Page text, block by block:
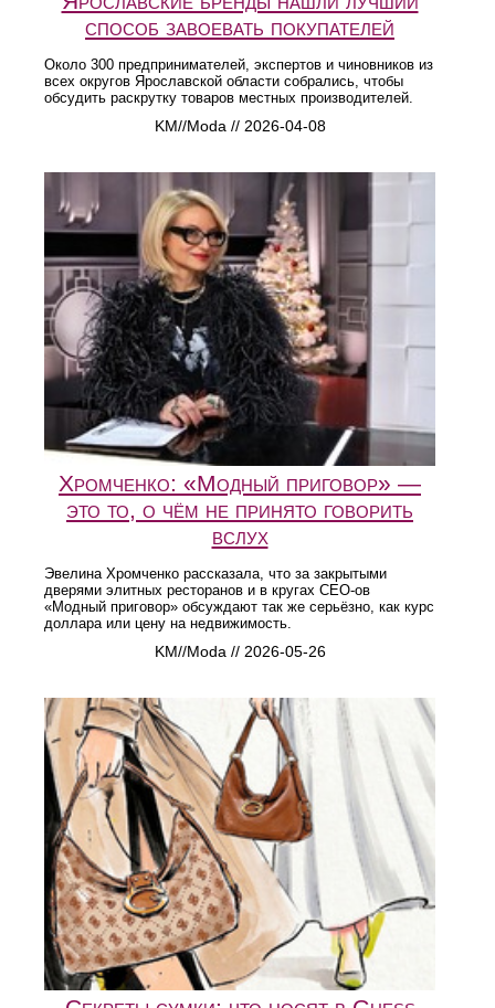
способ завоевать покупателей
Около 300 предпринимателей, экспертов и чиновников из
всех округов Ярославской области собрались, чтобы
обсудить раскрутку товаров местных производителей.
KM//Moda // 2026-04-08
Хромченко: «Модный приговор» —
это то, о чём не принято говорить
вслух
Эвелина Хромченко рассказала, что за закрытыми
дверями элитных ресторанов и в кругах CEO-ов
«Модный приговор» обсуждают так же серьёзно, как курс
доллара или цену на недвижимость.
KM//Moda // 2026-05-26